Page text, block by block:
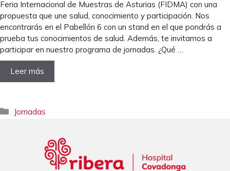
Feria Internacional de Muestras de Asturias (FIDMA) con una
propuesta que une salud, conocimiento y participación. Nos
encontrarás en el Pabellón 6 con un stand en el que pondrás a
prueba tus conocimientos de salud. Además, te invitamos a
participar en nuestro programa de jornadas. ¿Qué …
Leer más
Categorías
Jornadas